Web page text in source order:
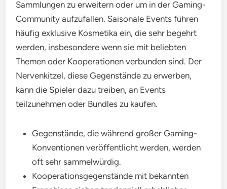
Sammlungen zu erweitern oder um in der Gaming-
Community aufzufallen. Saisonale Events führen
häufig exklusive Kosmetika ein, die sehr begehrt
werden, insbesondere wenn sie mit beliebten
Themen oder Kooperationen verbunden sind. Der
Nervenkitzel, diese Gegenstände zu erwerben,
kann die Spieler dazu treiben, an Events
teilzunehmen oder Bundles zu kaufen.
Gegenstände, die während großer Gaming-
Konventionen veröffentlicht werden, werden
oft sehr sammelwürdig.
Kooperationsgegenstände mit bekannten